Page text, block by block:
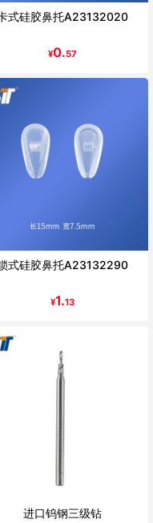
式硅胶鼻托A23132020
¥0.57
式硅胶鼻托A23132290
¥1.13
进口钨钢三级钻